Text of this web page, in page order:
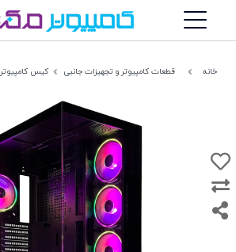
خانه قطعات کامپیوتر و تجهیزات جانبی کیس کامپیوتر